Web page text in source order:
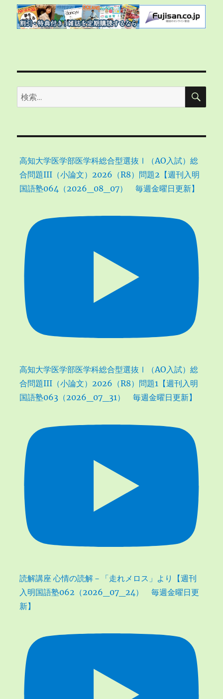
検
索:
検
高知大学医学部医学科総合型選抜Ⅰ（AO入試）総
合問題III（小論文）2026（R8）問題2【週刊入明
国語塾064（2026_08_07） 毎週金曜日更新】
高知大学医学部医学科総合型選抜Ⅰ（AO入試）総
合問題III（小論文）2026（R8）問題1【週刊入明
国語塾063（2026_07_31） 毎週金曜日更新】
読解講座 心情の読解－「走れメロス」より【週刊
入明国語塾062（2026_07_24） 毎週金曜日更
新】